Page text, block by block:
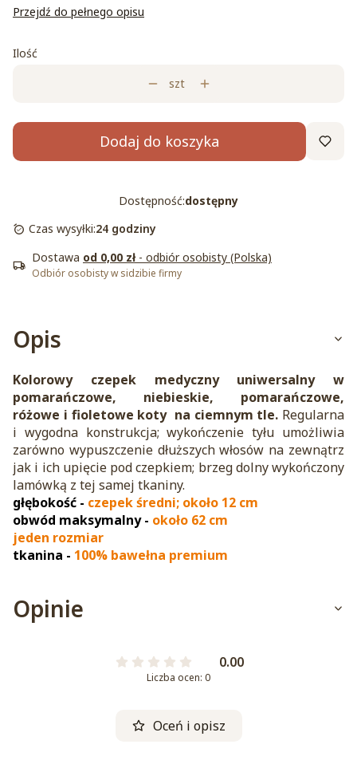
Przejdź do pełnego opisu
Ilość
szt
Dodaj do koszyka
Dostępność:dostępny
Czas wysyłki:24 godziny
Dostawa od 0,00 zł - odbiór osobisty (Polska)
Odbiór osobisty w sidzibie firmy
Opis
Kolorowy czepek medyczny uniwersalny w
pomarańczowe, niebieskie, pomarańczowe,
różowe i fioletowe koty na ciemnym tle. Regularna
i wygodna konstrukcja; wykończenie tyłu umożliwia
zarówno wypuszczenie dłuższych włosów na zewnątrz
jak i ich upięcie pod czepkiem; brzeg dolny wykończony
lamówką z tej samej tkaniny.
głębokość - czepek średni; około 12 cm
obwód maksymalny - około 62 cm
jeden rozmiar
tkanina - 100% bawełna premium
Opinie
0.00
Liczba ocen: 0
Oceń i opisz